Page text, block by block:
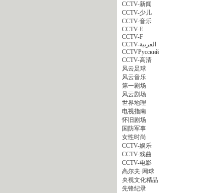
CCTV-新闻
CCTV-少儿
CCTV-音乐
CCTV-E
CCTV-F
CCTV-العربية
CCTVPусский
CCTV-高清
风云足球
风云音乐
第一剧场
风云剧场
世界地理
电视指南
怀旧剧场
国防军事
女性时尚
CCTV-娱乐
CCTV-戏曲
CCTV-电影
高尔夫·网球
央视文化精品
先锋纪录